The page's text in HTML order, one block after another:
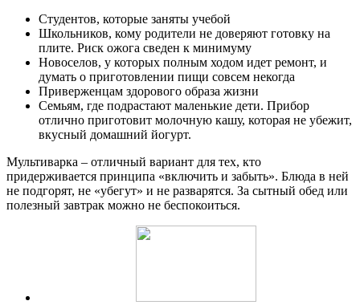
Студентов, которые заняты учебой
Школьников, кому родители не доверяют готовку на
плите. Риск ожога сведен к минимуму
Новоселов, у которых полным ходом идет ремонт, и
думать о приготовлении пищи совсем некогда
Приверженцам здорового образа жизни
Семьям, где подрастают маленькие дети. Прибор
отлично приготовит молочную кашу, которая не убежит,
вкусный домашний йогурт.
Мультиварка – отличный вариант для тех, кто
придерживается принципа «включить и забыть». Блюда в ней
не подгорят, не «убегут» и не разварятся. За сытный обед или
полезный завтрак можно не беспокоиться.